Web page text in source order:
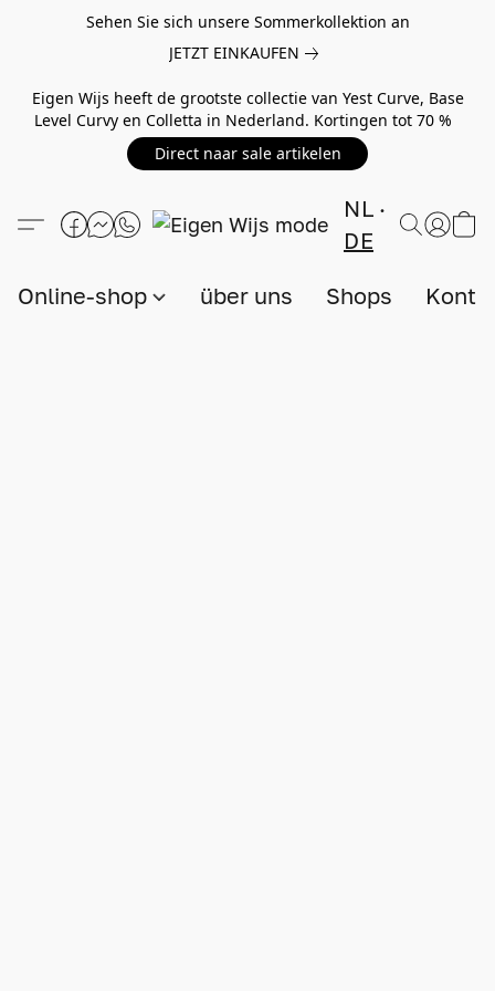
Sehen Sie sich unsere Sommerkollektion an
JETZT EINKAUFEN
Eigen Wijs heeft de grootste collectie van Yest Curve, Base
Level Curvy en Colletta in Nederland. Kortingen tot 70 %
Direct naar sale artikelen
NL
DE
Online-shop über uns Shops